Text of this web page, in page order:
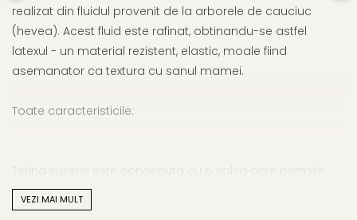
realizat din fluidul provenit de la arborele de cauciuc
(hevea). Acest fluid este rafinat, obtinandu-se astfel
latexul - un material rezistent, elastic, moale fiind
asemanator ca textura cu sanul mamei.
Toate caracteristicile:
Tetina suzetei este conceputa cu o valva care permite
aerului sa iasa atunci cand bebelusul inchide gurita si
preia forma naturala a cavitatii bucale a bebelusului.
VEZI MAI MULT